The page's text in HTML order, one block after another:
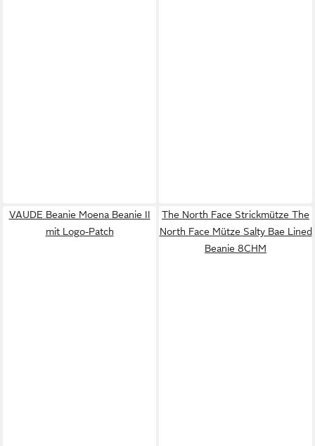
VAUDE Beanie Moena Beanie II
mit Logo-Patch
The North Face Strickmütze The
North Face Mütze Salty Bae Lined
Beanie 8CHM